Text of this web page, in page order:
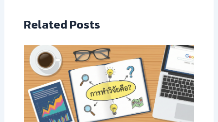
Related Posts